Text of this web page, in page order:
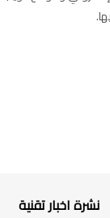
نشرة اخبار تقنية